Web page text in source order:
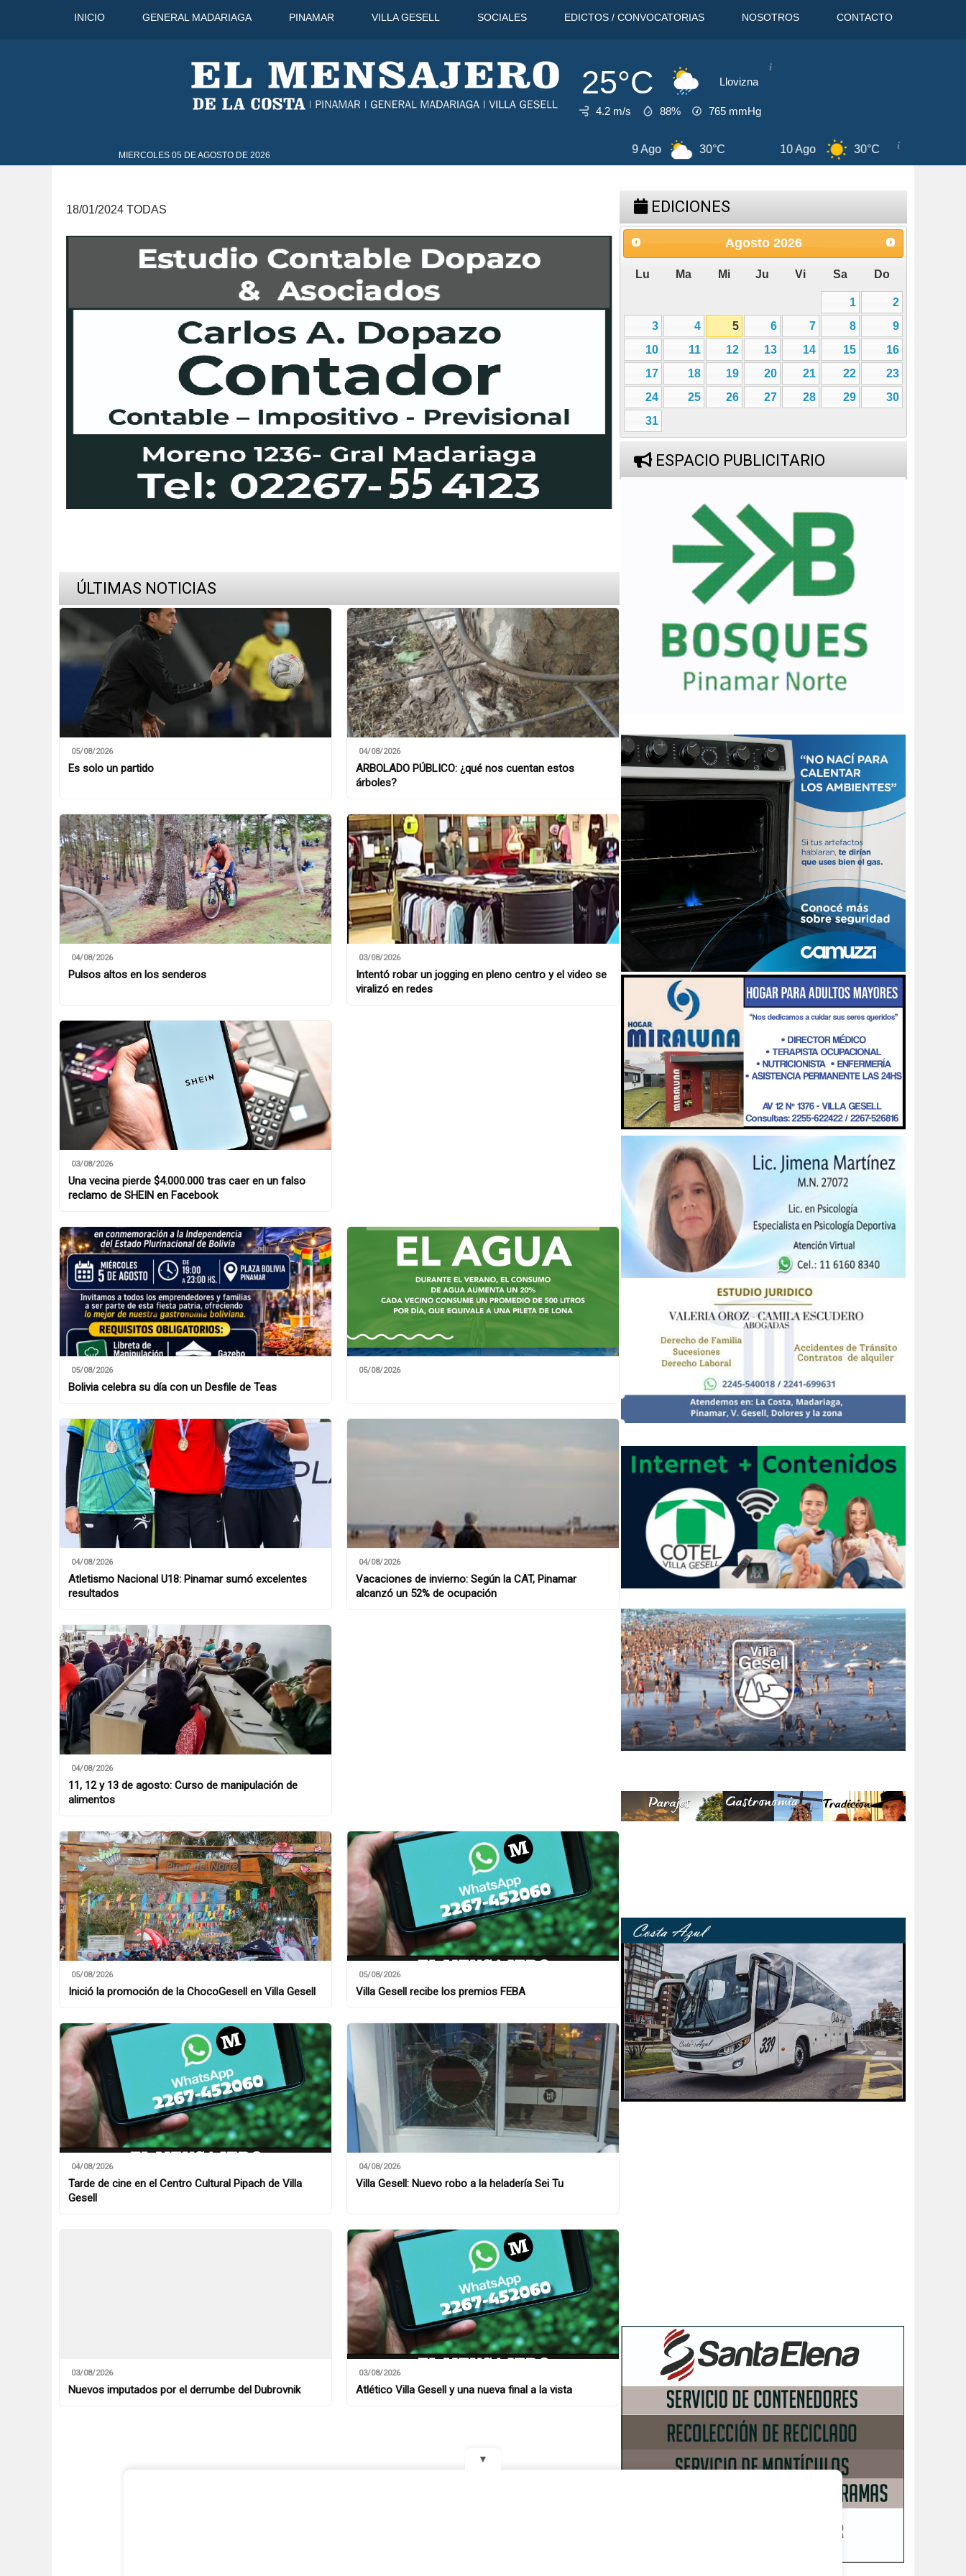
INICIO GENERAL MADARIAGA PINAMAR VILLA GESELL SOCIALES EDICTOS / CONVOCATORIAS NOSOTROS CONTACTO
25°C Llovizna
4.2 m/s 88% 765 mmHg
MIERCOLES 05 DE AGOSTO DE 2026
7 Ago 31°C 30°C 33°C 5 Ago
18/01/2024 TODAS
ÚLTIMAS NOTICIAS
05/08/2026
Es solo un partido
04/08/2026
ARBOLADO PÚBLICO: ¿qué nos cuentan estos
árboles?
04/08/2026
Pulsos altos en los senderos
03/08/2026
Intentó robar un jogging en pleno centro y el video se
viralizó en redes
03/08/2026
Una vecina pierde $4.000.000 tras caer en un falso
reclamo de SHEIN en Facebook
05/08/2026
Bolivia celebra su día con un Desfile de Teas
05/08/2026
04/08/2026
Atletismo Nacional U18: Pinamar sumó excelentes
resultados
04/08/2026
Vacaciones de invierno: Según la CAT, Pinamar
alcanzó un 52% de ocupación
04/08/2026
11, 12 y 13 de agosto: Curso de manipulación de
alimentos
05/08/2026
Inició la promoción de la ChocoGesell en Villa Gesell
05/08/2026
Villa Gesell recibe los premios FEBA
04/08/2026
Tarde de cine en el Centro Cultural Pipach de Villa
Gesell
04/08/2026
Villa Gesell: Nuevo robo a la heladería Sei Tu
03/08/2026
Nuevos imputados por el derrumbe del Dubrovnik
03/08/2026
Atlético Villa Gesell y una nueva final a la vista
EDICIONES
Agosto 2026
Lu Ma Mi Ju Vi Sa Do
1
2
3
4 5 6 7 8
9
10
11 12 13 14 15
16
17
18 19 20 21 22
23
24
25 26 27 28 29
30
31
ESPACIO PUBLICITARIO
▼